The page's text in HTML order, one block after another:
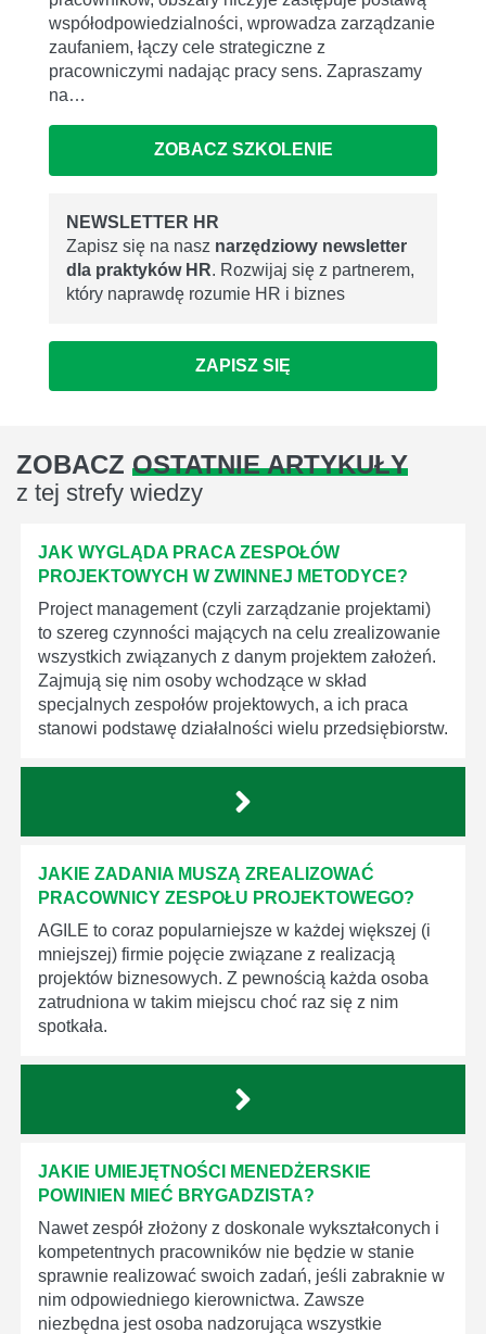
współodpowiedzialności, wprowadza zarządzanie
zaufaniem, łączy cele strategiczne z
pracowniczymi nadając pracy sens. Zapraszamy
na…
ZOBACZ SZKOLENIE
NEWSLETTER HR
Zapisz się na nasz narzędziowy newsletter
dla praktyków HR. Rozwijaj się z partnerem,
który naprawdę rozumie HR i biznes
ZAPISZ SIĘ
ZOBACZ OSTATNIE ARTYKUŁY
z tej strefy wiedzy
JAK WYGLĄDA PRACA ZESPOŁÓW
PROJEKTOWYCH W ZWINNEJ METODYCE?
Project management (czyli zarządzanie projektami)
to szereg czynności mających na celu zrealizowanie
wszystkich związanych z danym projektem założeń.
Zajmują się nim osoby wchodzące w skład
specjalnych zespołów projektowych, a ich praca
stanowi podstawę działalności wielu przedsiębiorstw.
JAKIE ZADANIA MUSZĄ ZREALIZOWAĆ
PRACOWNICY ZESPOŁU PROJEKTOWEGO?
AGILE to coraz popularniejsze w każdej większej (i
mniejszej) firmie pojęcie związane z realizacją
projektów biznesowych. Z pewnością każda osoba
zatrudniona w takim miejscu choć raz się z nim
spotkała.
JAKIE UMIEJĘTNOŚCI MENEDŻERSKIE
POWINIEN MIEĆ BRYGADZISTA?
Nawet zespół złożony z doskonale wykształconych i
kompetentnych pracowników nie będzie w stanie
sprawnie realizować swoich zadań, jeśli zabraknie w
nim odpowiedniego kierownictwa. Zawsze
niezbędna jest osoba nadzorująca wszystkie